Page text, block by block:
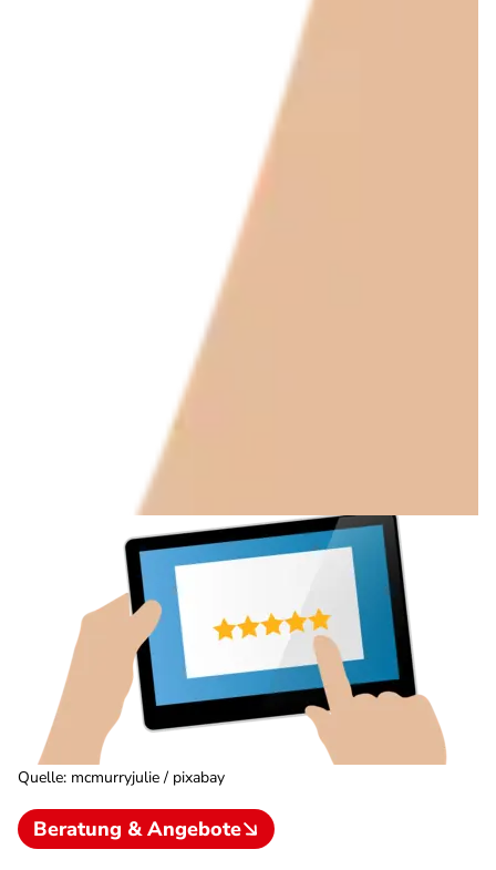
Quelle: mcmurryjulie / pixabay
Beratung & Angebote